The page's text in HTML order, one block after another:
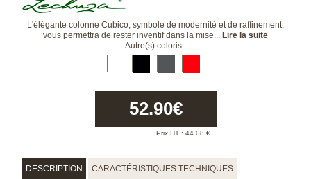
L'élégante colonne Cubico, symbole de modernité et de raffinement,
vous permettra de rester inventif dans la mise... Lire la suite
Autre(s) coloris :
52.90€
Prix HT : 44.08 €
DESCRIPTION CARACTÉRISTIQUES TECHNIQUES